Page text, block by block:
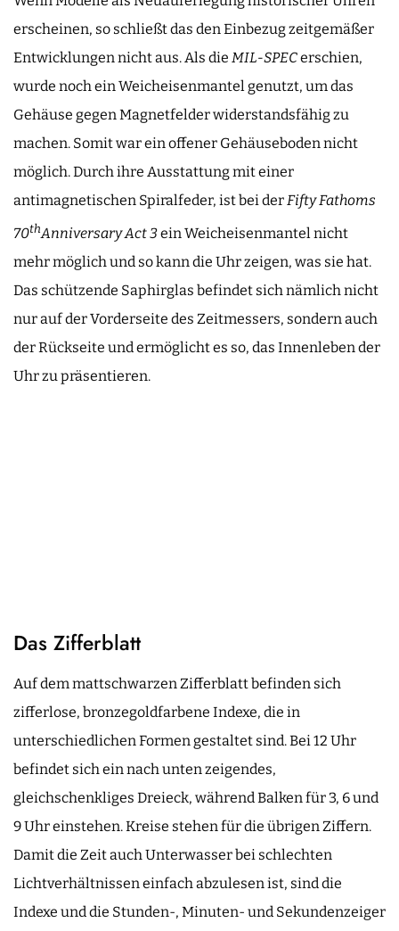
erscheinen, so schließt das den Einbezug zeitgemäßer
Entwicklungen nicht aus. Als die MIL-SPECerschien,
wurde noch ein Weicheisenmantel genutzt, um das
Gehäuse gegen Magnetfelder widerstandsfähig zu
machen. Somit war ein offener Gehäuseboden nicht
möglich. Durch ihre Ausstattung mit einer
antimagnetischen Spiralfeder, ist bei derFifty Fathoms
70thAnniversary Act 3ein Weicheisenmantel nicht
mehr möglich und so kann die Uhr zeigen, was sie hat.
Das schützende Saphirglas befindet sich nämlich nicht
nur auf der Vorderseite des Zeitmessers, sondern auch
der Rückseite und ermöglicht es so, das Innenleben der
Uhr zu präsentieren.
Das Zifferblatt
Auf dem mattschwarzen Zifferblatt befinden sich
zifferlose, bronzegoldfarbene Indexe, die in
unterschiedlichen Formen gestaltet sind. Bei 12 Uhr
befindet sich ein nach unten zeigendes,
gleichschenkliges Dreieck, während Balken für 3, 6 und
9 Uhr einstehen. Kreise stehen für die übrigen Ziffern.
Damit die Zeit auch Unterwasser bei schlechten
Lichtverhältnissen einfach abzulesen ist, sind die
Indexe und die Stunden-, Minuten- und Sekundenzeiger